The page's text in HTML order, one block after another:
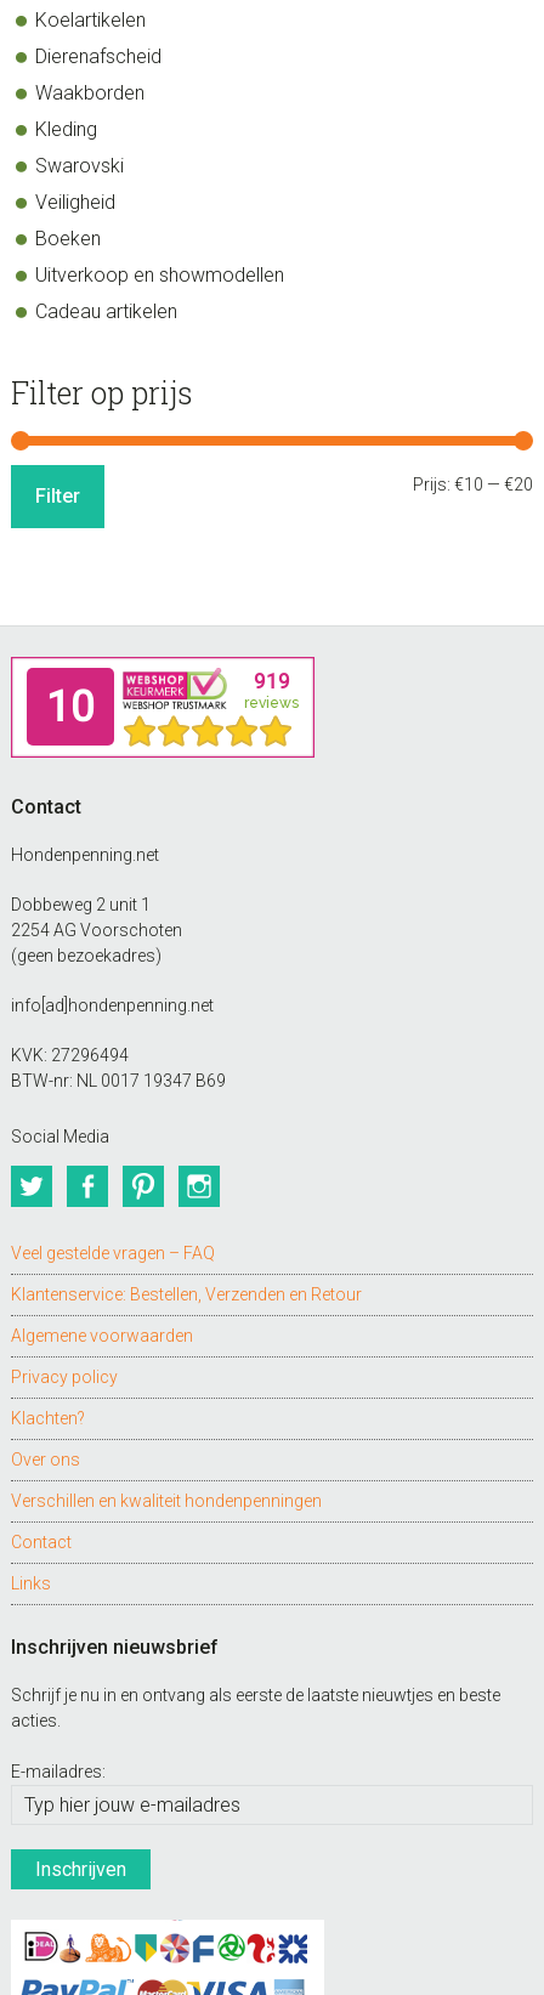
Koelartikelen
Dierenafscheid
Waakborden
Kleding
Swarovski
Veiligheid
Boeken
Uitverkoop en showmodellen
Cadeau artikelen
Filter op prijs
Filter Prijs:€10 —€20
Footer
Contact
Hondenpenning.net
Dobbeweg 2 unit 1
2254 AG Voorschoten
(geen bezoekadres)
info[ad]hondenpenning.net
KVK: 27296494
BTW-nr: NL 0017 19347 B69
Social Media
TwitterFacebookPinterest
Veel gestelde vragen – FAQ
Klantenservice: Bestellen, Verzenden en Retour
Algemene voorwaarden
Privacy policy
Klachten?
Over ons
Verschillen en kwaliteit hondenpenningen
Contact
Links
Inschrijven nieuwsbrief
Schrijf je nu in en ontvang als eerste de laatste nieuwtjes en beste
acties.
E-mailadres: